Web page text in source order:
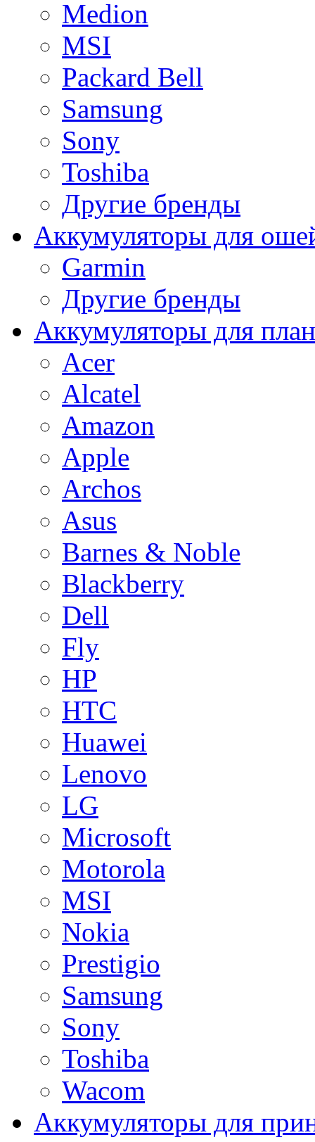
Medion
MSI
Packard Bell
Samsung
Sony
Toshiba
Другие бренды
Аккумуляторы для
Garmin
Другие бренды
Аккумуляторы для
Acer
Alcatel
Amazon
Apple
Archos
Asus
Barnes & Noble
Blackberry
Dell
Fly
HP
HTC
Huawei
Lenovo
LG
Microsoft
Motorola
MSI
Nokia
Prestigio
Samsung
Sony
Toshiba
Wacom
Аккумуляторы для